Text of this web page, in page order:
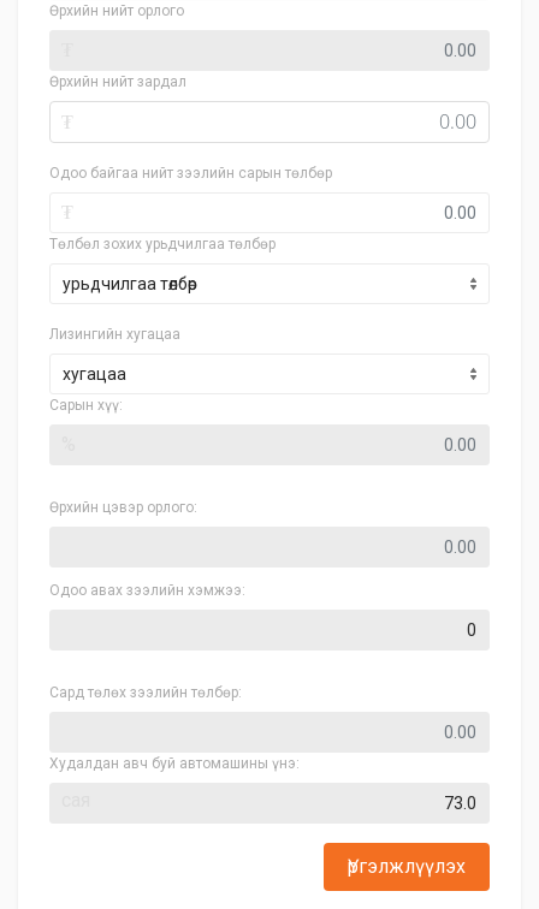
Өрхийн нийт орлого
Өрхийн нийт зардал
₮
Одоо байгаа нийт зээлийн сарын төлбөр
₮
Төлбөл зохих урьдчилгаа төлбөр
Лизингийн хугацаа
хугацаа
Сарын хүү:
Өрхийн цэвэр орлого:
Одоо авах зээлийн хэмжээ:
Сард төлөх зээлийн төлбөр:
Худалдан авч буй автомашины үнэ:
Үргэлжлүүлэх